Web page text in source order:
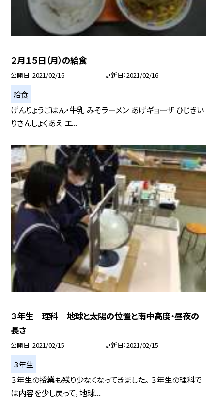
２月１５日（月）の給食
公開日 2021/02/16 更新日 2021/02/16
給食
げんりょうごはん・牛乳 みそラーメン あげギョーザ ひじきい
りさんしょくあえ エ...
３年生 理科 地球と太陽の位置と南中高度・昼夜の
長さ
公開日 2021/02/15 更新日 2021/02/15
３年生
３年生の授業も残り少なくなってきました。 ３年生の理科で
は内容を少し戻って，地球...